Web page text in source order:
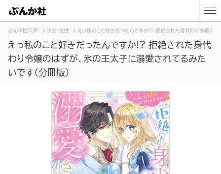
ぶんか社TOP 少女・女性 えっ私のこと好きだったんですか!? 拒絶された身代わり令嬢のは
えっ私のこと好きだったんですか!? 拒絶された身代
わり令嬢のはずが、氷の王太子に溺愛されてるみた
いです（分冊版）